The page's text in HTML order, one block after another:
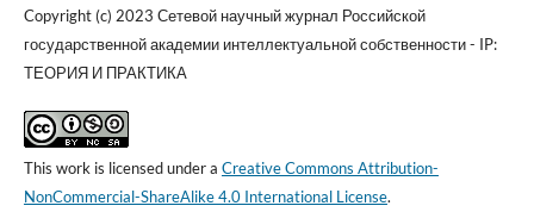
Copyright (c) 2023 Сетевой научный журнал Российской
государственной академии интеллектуальной собственности - IP:
ТЕОРИЯ И ПРАКТИКА
This work is licensed under a Creative Commons Attribution-
NonCommercial-ShareAlike 4.0 International License.